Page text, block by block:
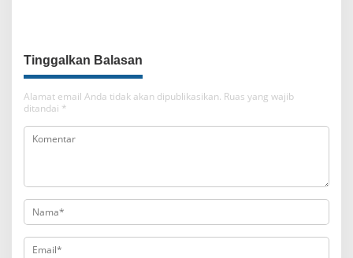
Tinggalkan Balasan
Alamat email Anda tidak akan dipublikasikan. Ruas yang wajib
ditandai *